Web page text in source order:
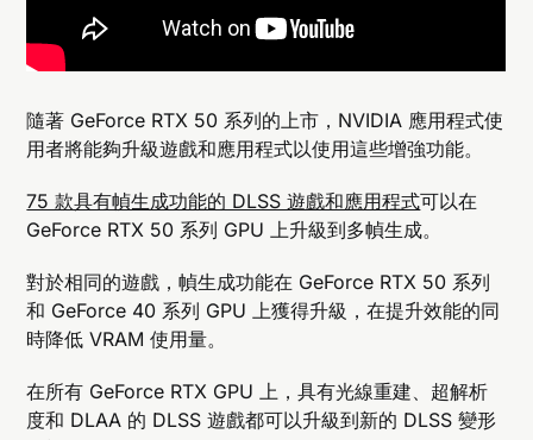
隨著 GeForce RTX 50 系列的上市，NVIDIA 應用程式使
用者將能夠升級遊戲和應用程式以使用這些增強功能。
75 款具有幀生成功能的 DLSS 遊戲和應用程式可以在
GeForce RTX 50 系列 GPU 上升級到多幀生成。
對於相同的遊戲，幀生成功能在 GeForce RTX 50 系列
和 GeForce 40 系列 GPU 上獲得升級，在提升效能的同
時降低 VRAM 使用量。
在所有 GeForce RTX GPU 上，具有光線重建、超解析
度和 DLAA 的 DLSS 遊戲都可以升級到新的 DLSS 變形